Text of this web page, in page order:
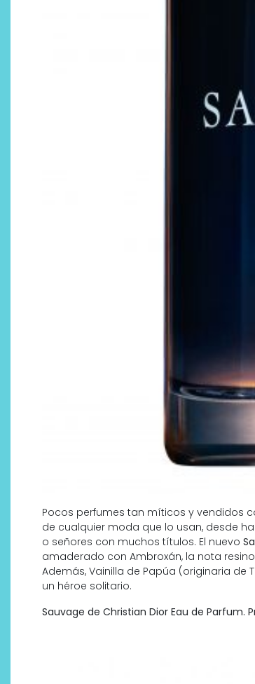
Pocos perfumes tan míticos y vendidos
de cualquier moda que lo usan, desde
o señores con muchos títulos. El nuevo
amaderado con Ambroxán, la nota
Además, Vainilla de Papúa (originaria
un héroe solitario.
Sauvage de Christian Dior Eau de Parfum.
¿Qué revelan las
de Alexia Putellas
sobre la nueva era
objeto-artista?